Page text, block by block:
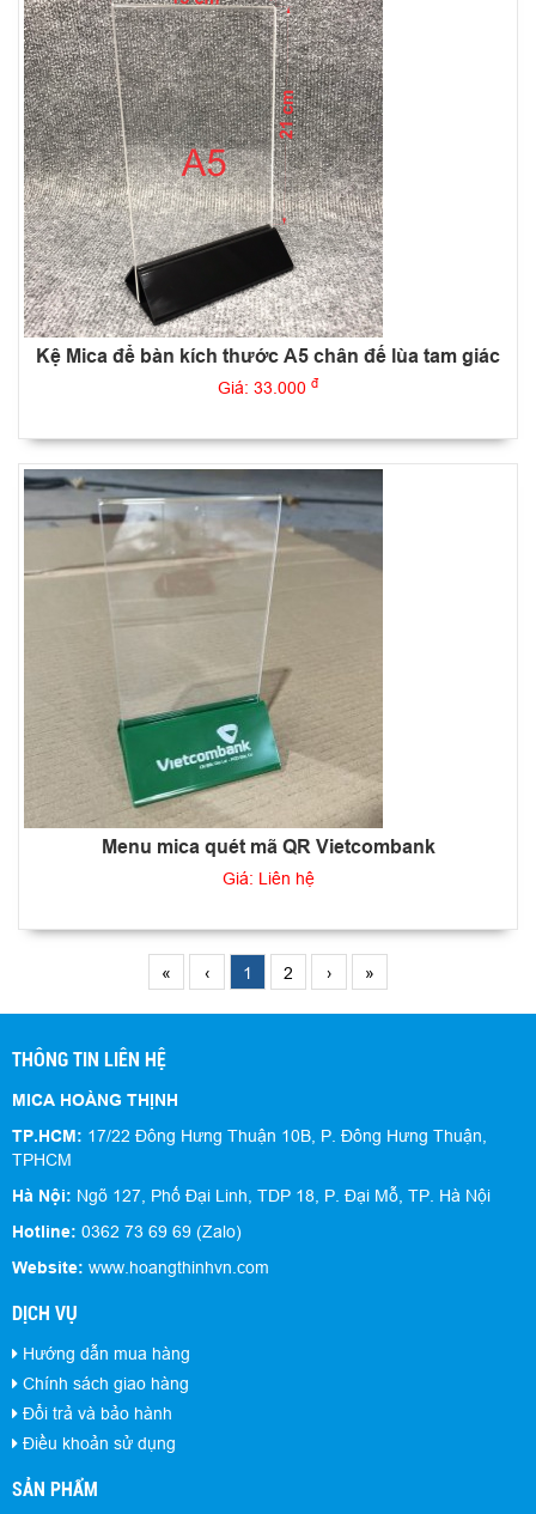
Kệ Mica để bàn kích thước A5 chân đế lùa tam giác
Giá: 33.000 đ
Menu mica quét mã QR Vietcombank
Giá: Liên hệ
« ‹ 1 2 › »
THÔNG TIN LIÊN HỆ
MICA HOÀNG THỊNH
TP.HCM: 17/22 Đông Hưng Thuận 10B, P. Đông Hưng Thuận,
TPHCM
Hà Nội: Ngõ 127, Phố Đại Linh, TDP 18, P. Đại Mỗ, TP. Hà Nội
Hotline: 0362 73 69 69 (Zalo)
Website: www.hoangthinhvn.com
DỊCH VỤ
Hướng dẫn mua hàng
Chính sách giao hàng
Đổi trả và bảo hành
Điều khoản sử dụng
SẢN PHẨM